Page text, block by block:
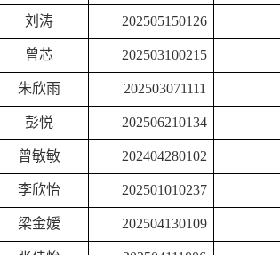
刘涛 202505150126
曾芯 202503100215
朱欣雨 202503071111
彭悦 202506210134
曾敏敏 202404280102
李欣怡 202501010237
梁金嫒 202504130109